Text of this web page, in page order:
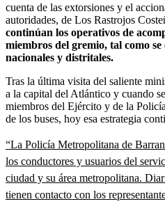
cuenta de las extorsiones y el
autoridades, de Los Rastrojos
continúan los operativos de
miembros del gremio, tal como
nacionales y distritales.
Tras la última visita del saliente
a la capital del Atlántico y cuando
miembros del Ejército y de la
de los buses, hoy esa estrategia
“La Policía Metropolitana de
los conductores y usuarios del
ciudad y su área metropolitana.
tienen contacto con los